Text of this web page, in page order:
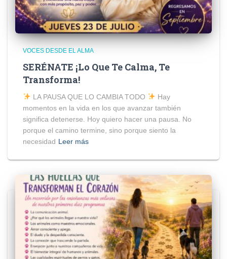
VOCES DESDE EL ALMA
SERÉNATE ¡Lo Que Te Calma, Te
Transforma!
LA PAUSA QUE LO CAMBIA TODO
Hay
momentos en la vida en los que avanzar también
significa detenerse. Hoy quiero hacer una pausa. No
porque el camino termine, sino porque siento la
necesidad Leer más